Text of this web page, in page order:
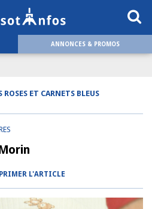
ANNONCES & PROMOS
ET CARNETS BLEUS
L'ARTICLE